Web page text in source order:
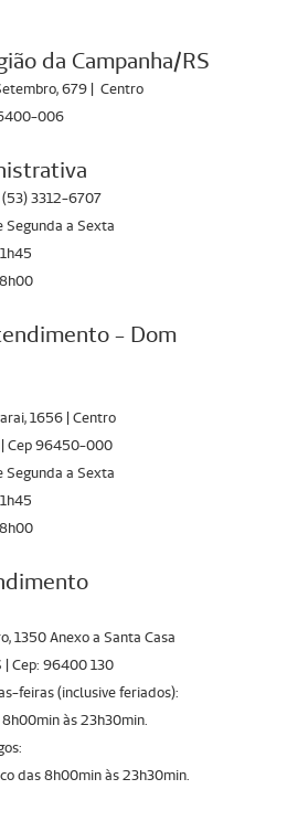
da Campanha/RS
679 | Centro
006
3312-6707
Segunda a Sexta
- Dom
1656 | Centro
Cep 96450-000
Segunda a Sexta
1350 Anexo a Santa Casa
| Cep: 96400 130
feiras (inclusive feriados):
às 23h30min.
das 8h00min às 23h30min.